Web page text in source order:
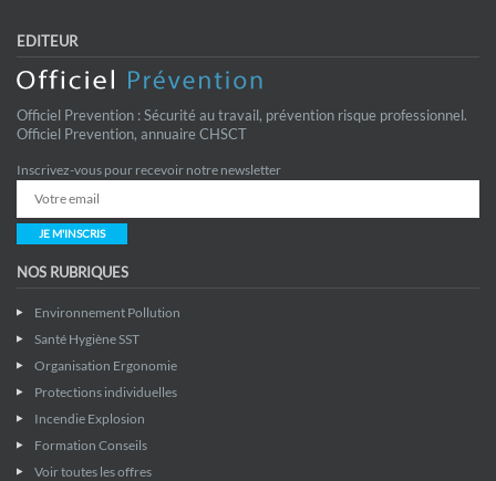
EDITEUR
Officiel Prevention : Sécurité au travail, prévention risque professionnel.
Officiel Prevention, annuaire CHSCT
Inscrivez-vous pour recevoir notre newsletter
JE M'INSCRIS
NOS RUBRIQUES
Environnement Pollution
Santé Hygiène SST
Organisation Ergonomie
Protections individuelles
Incendie Explosion
Formation Conseils
Voir toutes les offres